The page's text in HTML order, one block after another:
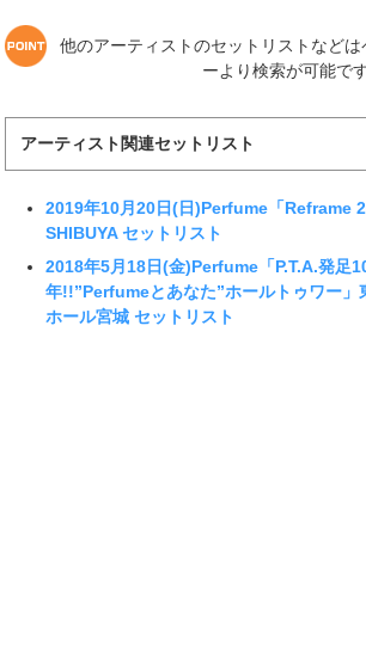
他のアーティストのセットリストなど
ーより検索が可能です
アーティスト関連セットリスト
2019年10月20日(日)Perfume「Reframe
SHIBUYA セットリスト
2018年5月18日(金)Perfume「P.T.A.発足
年!!”Perfumeとあなた”ホールトゥワー」
ホール宮城 セットリスト